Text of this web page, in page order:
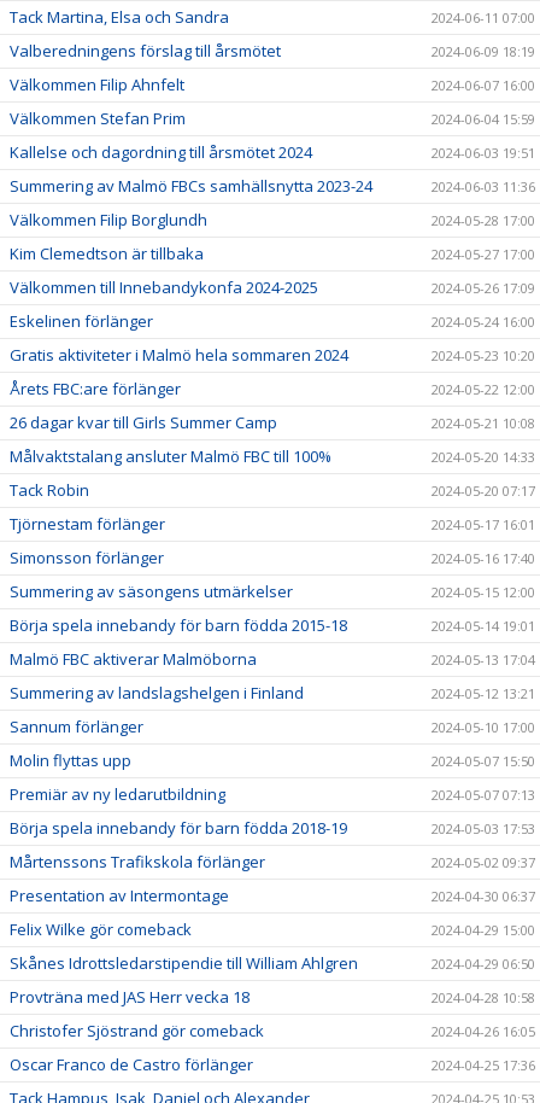
Tack Martina, Elsa och Sandra 2024-06-11 07:00
Valberedningens förslag till årsmötet 2024-06-09 18:19
Välkommen Filip Ahnfelt 2024-06-07 16:00
Välkommen Stefan Prim 2024-06-04 15:59
Kallelse och dagordning till årsmötet 2024 2024-06-03 19:51
Summering av Malmö FBCs samhällsnytta 2023-24 2024-06-03 11:36
Välkommen Filip Borglundh 2024-05-28 17:00
Kim Clemedtson är tillbaka 2024-05-27 17:00
Välkommen till Innebandykonfa 2024-2025 2024-05-26 17:09
Eskelinen förlänger 2024-05-24 16:00
Gratis aktiviteter i Malmö hela sommaren 2024 2024-05-23 10:20
Årets FBC:are förlänger 2024-05-22 12:00
26 dagar kvar till Girls Summer Camp 2024-05-21 10:08
Målvaktstalang ansluter Malmö FBC till 100% 2024-05-20 14:33
Tack Robin 2024-05-20 07:17
Tjörnestam förlänger 2024-05-17 16:01
Simonsson förlänger 2024-05-16 17:40
Summering av säsongens utmärkelser 2024-05-15 12:00
Börja spela innebandy för barn födda 2015-18 2024-05-14 19:01
Malmö FBC aktiverar Malmöborna 2024-05-13 17:04
Summering av landslagshelgen i Finland 2024-05-12 13:21
Sannum förlänger 2024-05-10 17:00
Molin flyttas upp 2024-05-07 15:50
Premiär av ny ledarutbildning 2024-05-07 07:13
Börja spela innebandy för barn födda 2018-19 2024-05-03 17:53
Mårtenssons Trafikskola förlänger 2024-05-02 09:37
Presentation av Intermontage 2024-04-30 06:37
Felix Wilke gör comeback 2024-04-29 15:00
Skånes Idrottsledarstipendie till William Ahlgren 2024-04-29 06:50
Provträna med JAS Herr vecka 18 2024-04-28 10:58
Christofer Sjöstrand gör comeback 2024-04-26 16:05
Oscar Franco de Castro förlänger 2024-04-25 17:36
Tack Hampus, Isak, Daniel och Alexander 2024-04-25 10:53